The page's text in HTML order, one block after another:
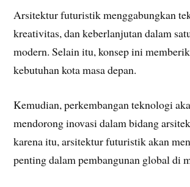
Arsitektur futuristik menggabungkan
kreativitas, dan keberlanjutan dalam
modern. Selain itu, konsep ini
kebutuhan kota masa depan.
Kemudian, perkembangan teknologi
mendorong inovasi dalam bidang
karena itu, arsitektur futuristik akan
penting dalam pembangunan global di